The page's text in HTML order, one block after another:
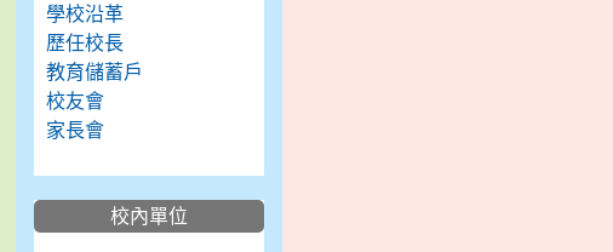
學校沿革
歷任校長
教育儲蓄戶
校友會
家長會
校內單位